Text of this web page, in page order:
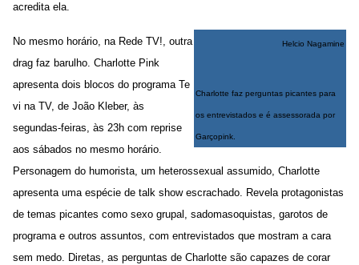
acredita ela.
Helcio Nagamine
Charlotte faz perguntas picantes para
os entrevistados e é assessorada por
Garçopink.
No mesmo horário, na Rede TV!, outra
drag faz barulho. Charlotte Pink
apresenta dois blocos do programa Te
vi na TV, de João Kleber, às
segundas-feiras, às 23h com reprise
aos sábados no mesmo horário.
Personagem do humorista, um heterossexual assumido, Charlotte
apresenta uma espécie de talk show escrachado. Revela protagonistas
de temas picantes como sexo grupal, sadomasoquistas, garotos de
programa e outros assuntos, com entrevistados que mostram a cara
sem medo. Diretas, as perguntas de Charlotte são capazes de corar